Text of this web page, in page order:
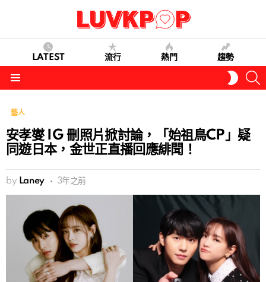
LATEST 流行 熱門 趨勢
SKIN
藝人
安孝燮 IG 刪照片掀討論，「始祖鳥CP」疑
同遊日本，金世正直播回應緋聞！
by Laney 3年之前